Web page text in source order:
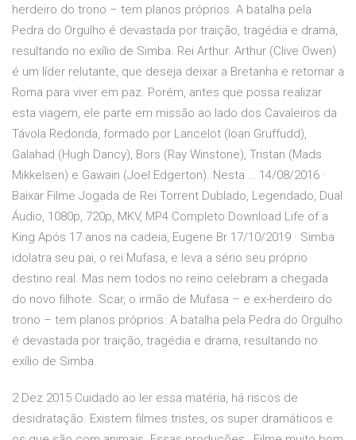
herdeiro do trono – tem planos próprios. A batalha pela
Pedra do Orgulho é devastada por traição, tragédia e drama,
resultando no exílio de Simba. Rei Arthur. Arthur (Clive Owen)
é um líder relutante, que deseja deixar a Bretanha e retornar a
Roma para viver em paz. Porém, antes que possa realizar
esta viagem, ele parte em missão ao lado dos Cavaleiros da
Távola Redonda, formado por Lancelot (Ioan Gruffudd),
Galahad (Hugh Dancy), Bors (Ray Winstone), Tristan (Mads
Mikkelsen) e Gawain (Joel Edgerton). Nesta … 14/08/2016 ·
Baixar Filme Jogada de Rei Torrent Dublado, Legendado, Dual
Áudio, 1080p, 720p, MKV, MP4 Completo Download Life of a
King Após 17 anos na cadeia, Eugene Br 17/10/2019 · Simba
idolatra seu pai, o rei Mufasa, e leva a sério seu próprio
destino real. Mas nem todos no reino celebram a chegada
do novo filhote. Scar, o irmão de Mufasa – e ex-herdeiro do
trono – tem planos próprios. A batalha pela Pedra do Orgulho
é devastada por traição, tragédia e drama, resultando no
exílio de Simba.
2 Dez 2015 Cuidado ao ler essa matéria, há riscos de
desidratação. Existem filmes tristes, os super dramáticos e